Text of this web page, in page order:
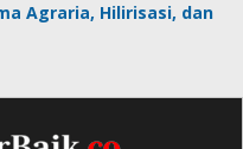
Agraria, Hilirisasi, dan